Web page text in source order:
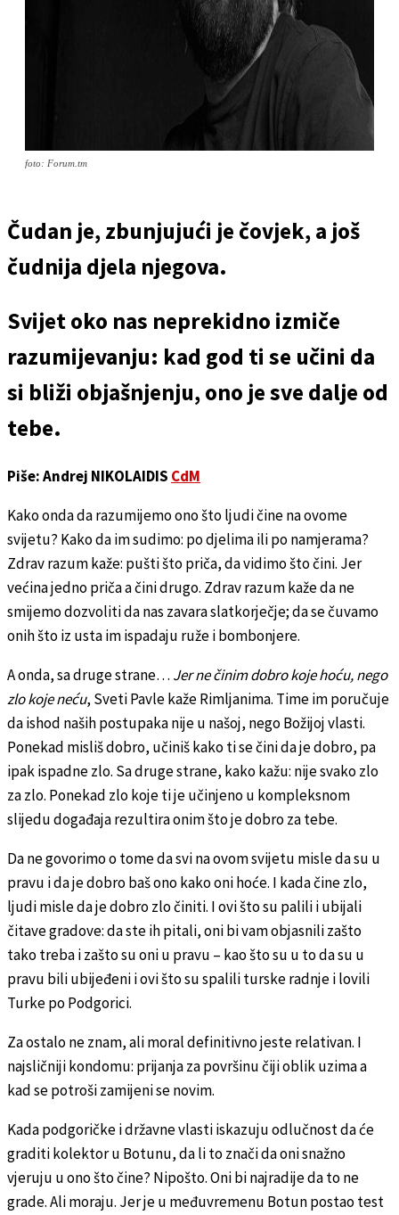
foto: Forum.tm
Čudan je, zbunjujući je čovjek, a još
čudnija djela njegova.
Svijet oko nas neprekidno izmiče
razumijevanju: kad god ti se učini da
si bliži objašnjenju, ono je sve dalje od
tebe.
Piše: Andrej NIKOLAIDIS CdM
Kako onda da razumijemo ono što ljudi čine na ovome
svijetu? Kako da im sudimo: po djelima ili po namjerama?
Zdrav razum kaže: pušti što priča, da vidimo što čini. Jer
većina jedno priča a čini drugo. Zdrav razum kaže da ne
smijemo dozvoliti da nas zavara slatkorječje; da se čuvamo
onih što iz usta im ispadaju ruže i bombonjere.
A onda, sa druge strane… Jer ne činim dobro koje hoću, nego
zlo koje neću, Sveti Pavle kaže Rimljanima. Time im poručuje
da ishod naših postupaka nije u našoj, nego Božijoj vlasti.
Ponekad misliš dobro, učiniš kako ti se čini da je dobro, pa
ipak ispadne zlo. Sa druge strane, kako kažu: nije svako zlo
za zlo. Ponekad zlo koje ti je učinjeno u kompleksnom
slijedu događaja rezultira onim što je dobro za tebe.
Da ne govorimo o tome da svi na ovom svijetu misle da su u
pravu i da je dobro baš ono kako oni hoće. I kada čine zlo,
ljudi misle da je dobro zlo činiti. I ovi što su palili i ubijali
čitave gradove: da ste ih pitali, oni bi vam objasnili zašto
tako treba i zašto su oni u pravu – kao što su u to da su u
pravu bili ubijeđeni i ovi što su spalili turske radnje i lovili
Turke po Podgorici.
Za ostalo ne znam, ali moral definitivno jeste relativan. I
najsličniji kondomu: prijanja za površinu čiji oblik uzima a
kad se potroši zamijeni se novim.
Kada podgoričke i državne vlasti iskazuju odlučnost da će
graditi kolektor u Botunu, da li to znači da oni snažno
vjeruju u ono što čine? Nipošto. Oni bi najradije da to ne
grade. Ali moraju. Jer je u međuvremenu Botun postao test